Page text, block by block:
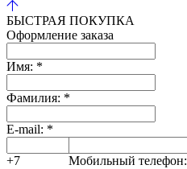
БЫСТРАЯ ПОКУПКА
Оформление заказа
Имя: *
Фамилия: *
E-mail: *
+7 Мобильный телефон: